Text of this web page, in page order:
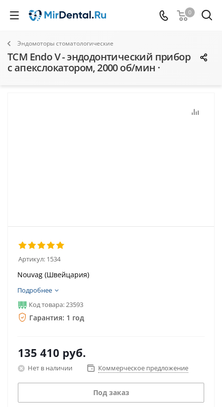
0
Эндомоторы стоматологические
TCM Endo V - эндодонтический прибор
с апекслокатором, 2000 об/мин ·
Артикул: 1534
Nouvag (Швейцария)
Подробнее
Код товара: 23593
Гарантия: 1 год
135 410 руб.
Нет в наличии Коммерческое предложение
Под заказ